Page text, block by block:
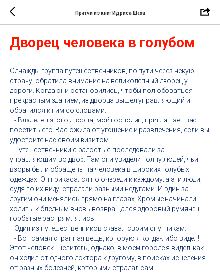
Притчи из книг Идриса Шаха
Дворец человека в голубом
Однажды группа путешественников, по пути через некую
страну, обратила внимание на великолепный дворец у
дороги. Когда они остановились, чтобы полюбоваться
прекрасным зданием, из дворца вышел управляющий и
обратился к ним со словами:
- Владелец этого дворца, мой господин, приглашает вас
посетить его. Вас ожидают угощение и развлечения, если вы
удостоите нас своим визитом.
Путешественники с радостью последовали за
управляющим во двор. Там они увидели толпу людей, чьи
взоры были обращены на человека в широких голубых
одеждах. Он прикасался по очереди к каждому, а эти люди,
судя по их виду, страдали разными недугами. И один за
другим они менялись прямо на глазах. Хромые начинали
ходить, к бледным вновь возвращался здоровый румянец,
горбатые распрямлялись.
Один из путешественников сказал своим спутникам:
- Вот самая странная вещь, которую я когда-либо видел!
Этот человек - целитель, однако, в моем городе я видел, как
он ходил от одного доктора к другому, в поисках исцеления
от разных болезней, которыми страдал сам.